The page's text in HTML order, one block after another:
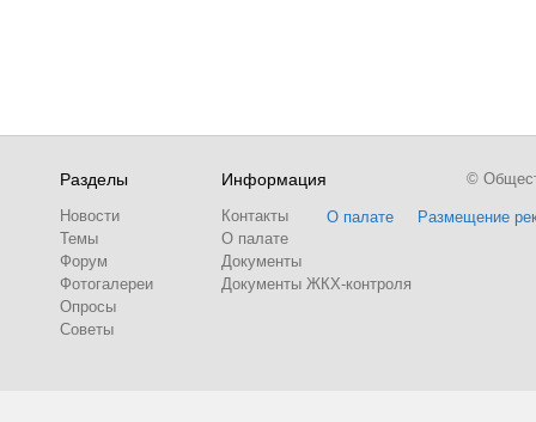
Разделы
Новости
Темы
Форум
Фотогалереи
Опросы
Советы
Информация
Контакты
О палате
Документы
Документы ЖКХ-контроля
О палате Размещение
©